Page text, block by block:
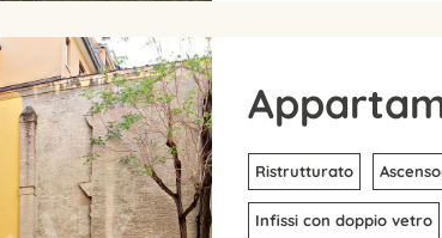
Ristrutturato
Infissi con doppio vetro